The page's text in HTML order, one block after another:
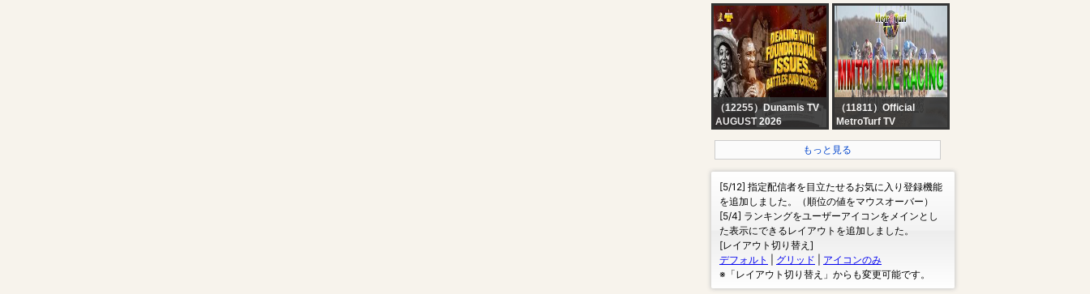
指したい！？！？【弟
者】
（12255）Dunamis TV
AUGUST 2026
5 WEEKS OF REVIVAL
[WEEK 2] || 09-08-2026
（11811）Official
MetroTurf TV
RACING | AUGUST 09,
2026 | SUNDAY
もっと見る
[5/12] 指定配信者を目立たせるお気に入り登録機能
を追加しました。（順位の値をマウスオーバー）
[5/4] ランキングをユーザーアイコンをメインとし
た表示にできるレイアウトを追加しました。
[レイアウト切り替え]
デフォルト
グリッド
アイコンのみ
※「レイアウト切り替え」からも変更可能です。